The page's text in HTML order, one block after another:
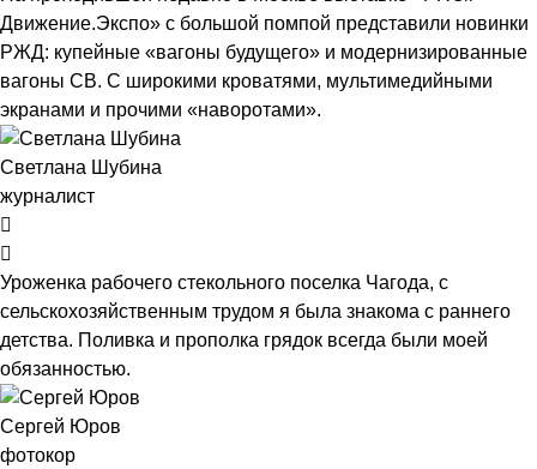
Движение.Экспо» с большой помпой представили новинки
РЖД: купейные «вагоны будущего» и модернизированные
вагоны СВ. С широкими кроватями, мультимедийными
экранами и прочими «наворотами».
Светлана Шубина
журналист
Уроженка рабочего стекольного поселка Чагода, с
сельскохозяйственным трудом я была знакома с раннего
детства. Поливка и прополка грядок всегда были моей
обязанностью.
Сергей Юров
фотокор